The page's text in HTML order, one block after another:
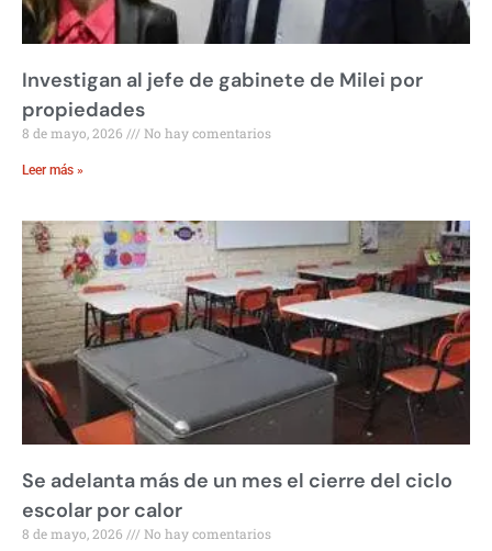
Investigan al jefe de gabinete de Milei por
propiedades
8 de mayo, 2026 No hay comentarios
Leer más »
Se adelanta más de un mes el cierre del ciclo
escolar por calor
8 de mayo, 2026 No hay comentarios